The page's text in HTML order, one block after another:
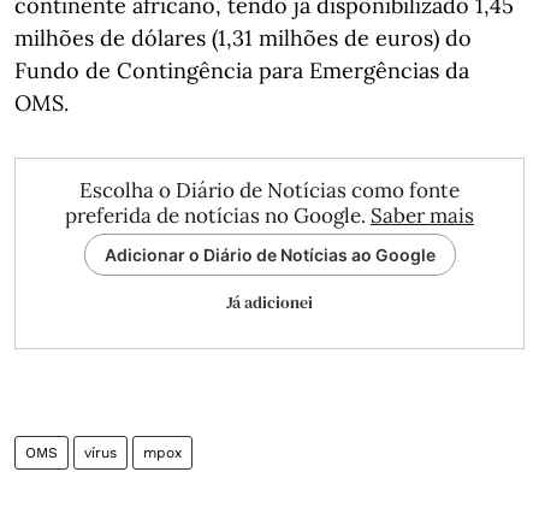
milhões de dólares (1,31 milhões de euros) do
Fundo de Contingência para Emergências da
OMS.
Escolha o Diário de Notícias como fonte
preferida de notícias no Google. Saber mais
Adicionar o Diário de Notícias ao Google
Já adicionei
OMS vírus mpox